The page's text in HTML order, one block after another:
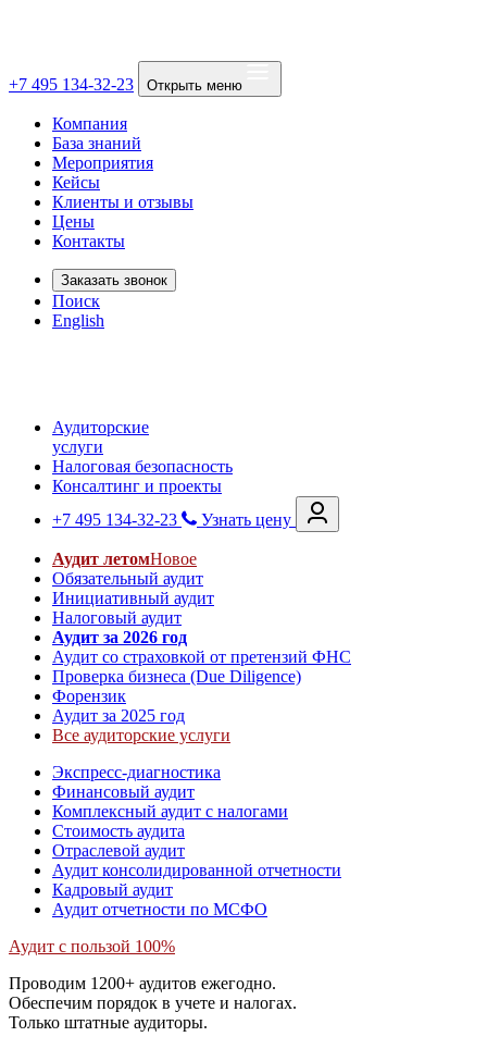
+7 495 134-32-23 Открыть меню
Компания
База знаний
Мероприятия
Кейсы
Клиенты и отзывы
Цены
Контакты
Заказать звонок
Поиск
English
Аудиторские
услуги
Налоговая безопасность
Консалтинг и проекты
+7 495 134-32-23
Узнать цену
Аудит летомНовое
Обязательный аудит
Инициативный аудит
Налоговый аудит
Аудит за 2026 год
Аудит со страховкой от претензий ФНС
Проверка бизнеса (Due Diligence)
Форензик
Аудит за 2025 год
Все аудиторские услуги
Экспресс-диагностика
Финансовый аудит
Комплексный аудит с налогами
Стоимость аудита
Отраслевой аудит
Аудит консолидированной отчетности
Кадровый аудит
Аудит отчетности по МСФО
Аудит с пользой 100%
Проводим 1200+ аудитов ежегодно.
Обеспечим порядок в учете и налогах.
Только штатные аудиторы.